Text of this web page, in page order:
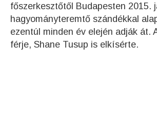
főszerkesztőtől Budapesten 2015.
hagyományteremtő szándékkal
ezentúl minden év elején adják át.
férje, Shane Tusup is elkísérte.